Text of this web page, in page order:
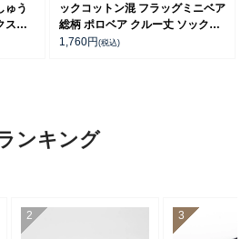
ゅう
ス
ックコットン混 フラッグミニベア
総柄 ポロベア クルー丈 ソックス
レディース 03207557
1,760円(税込)
ンキング